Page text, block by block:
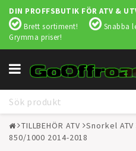
DIN PROFFSBUTIK FÖR ATV &
Brett sortiment!
Snabba
Grymma priser!
Toggle
navigation
TILLBEHÖR ATV Snorkel ATV
850/1000 2014-2018